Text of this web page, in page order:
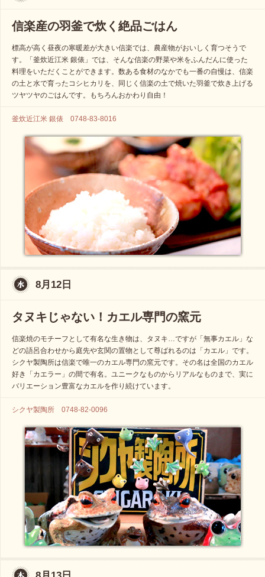
信楽産の羽釜で炊く絶品ごはん
標高が高く昼夜の寒暖差が大きい信楽では、農産物がおいしく育つそうで
す。「釜炊近江米 銀俵」では、そんな信楽の野菜や米をふんだんに使った
料理をいただくことができます。数ある食材のなかでも一番の自慢は、信楽
の土と水で育ったコシヒカリを、同じく信楽の土で焼いた羽釜で炊き上げる
ツヤツヤのごはんです。もちろんおかわり自由！
釜炊近江米 銀俵 0748-83-8016
8月12日
タヌキじゃない！カエル専門の窯元
信楽焼のモチーフとして有名な生き物は、タヌキ…ですが「無事カエル」な
どの語呂合わせから庭先や玄関の置物として尊ばれるのは「カエル」です。
シクヤ製陶所は信楽で唯一のカエル専門の窯元です。その名は全国のカエル
好き「カエラー」の間で有名。ユニークなものからリアルなものまで、実に
バリエーション豊富なカエルを作り続けています。
シクヤ製陶所 0748-82-0096